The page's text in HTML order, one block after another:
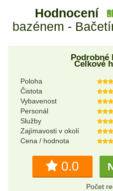
Hodnocení
bazénem -
Podrobné
Celkové
Poloha
Čistota
Vybavenost
Personál
Služby
Zajímavosti v okolí
Cena / hodnota
0.0
Počet